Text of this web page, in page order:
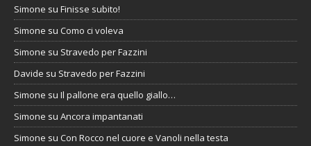
Simone su Finisse subito!
Simone su Como ci voleva
Simone su Stravedo per Fazzini
Davide su Stravedo per Fazzini
Simone su Il pallone era quello giallo…
Simone su Ancora impantanati
Simone su Con Rocco nel cuore e Vanoli nella testa